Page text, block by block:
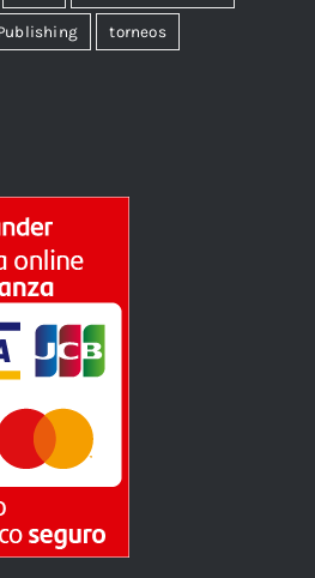
torneos